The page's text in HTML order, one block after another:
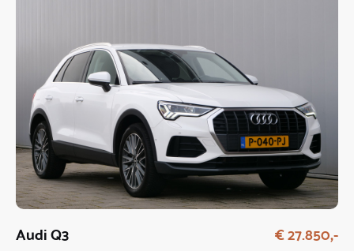
Audi Q3 € 27.850,-